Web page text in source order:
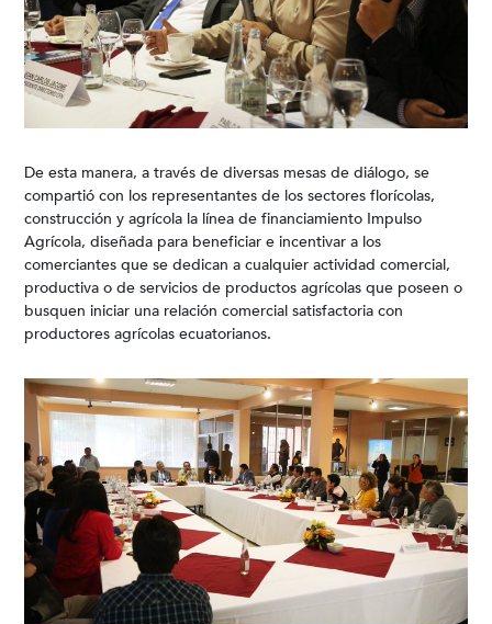
De esta manera, a través de diversas mesas de diálogo, se
compartió con los representantes de los sectores florícolas,
construcción y agrícola la línea de financiamiento Impulso
Agrícola, diseñada para beneficiar e incentivar a los
comerciantes que se dedican a cualquier actividad comercial,
productiva o de servicios de productos agrícolas que poseen o
busquen iniciar una relación comercial satisfactoria con
productores agrícolas ecuatorianos.